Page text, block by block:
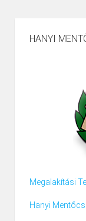
HANYI
Megalakítási
Hanyi